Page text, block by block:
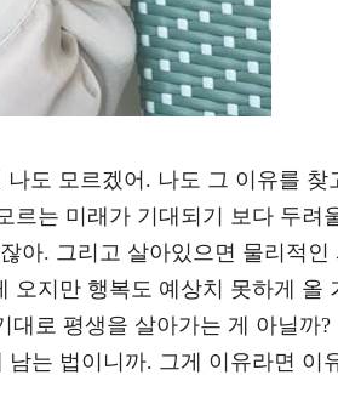
도 모르겠어. 나도 그 이유를 찾
르는 미래가 기대되기 보다 두려
아. 그리고 살아있으면 물리적인
오지만 행복도 예상치 못하게 올
대로 평생을 살아가는 게 아닐까?
는 법이니까. 그게 이유라면 이